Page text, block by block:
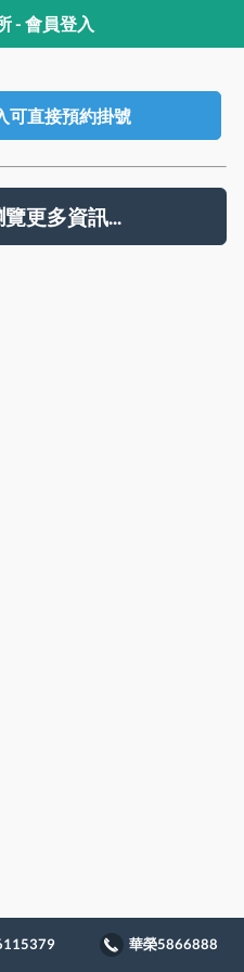
- 會員登入
可直接預約掛號
更多資訊...
華榮5866888